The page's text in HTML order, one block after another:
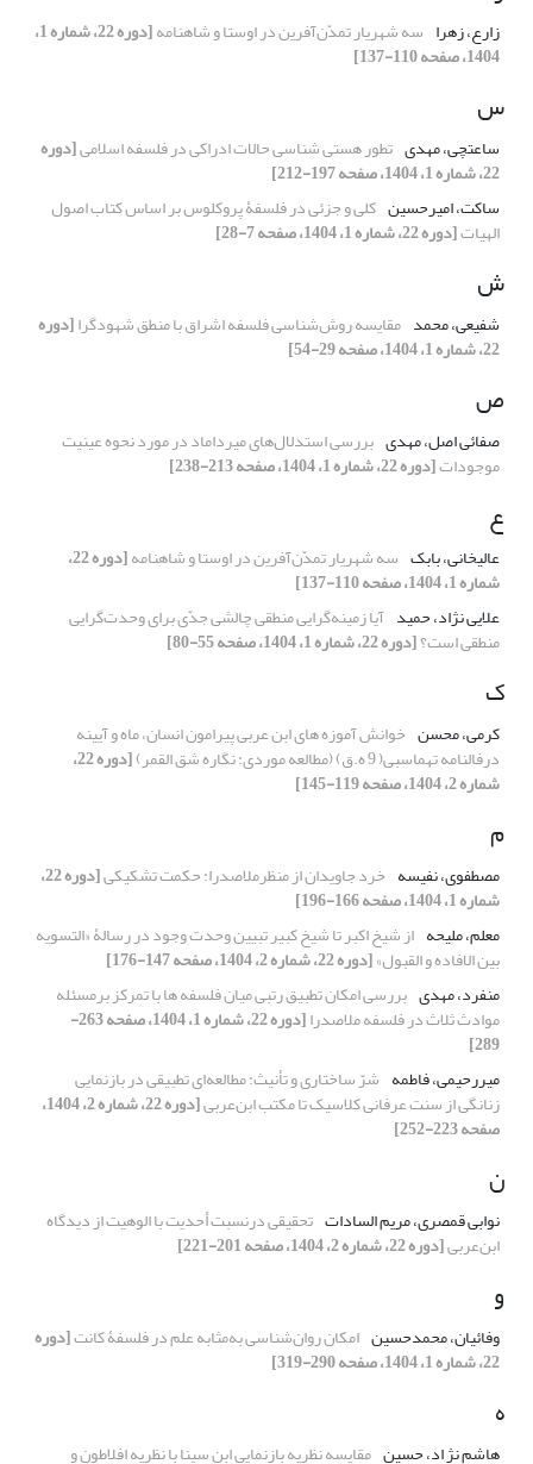
زارع، زهرا سه شهریار تمدّن‌آفرین در اوستا و شاهنامه [دوره 22، شماره 1،
1404، صفحه 110-137]
س
ساعتچی، مهدی تطور هستی شناسی حالات ادراکی در فلسفه اسلامی[دوره
22، شماره 1، 1404، صفحه 197-212]
ساکت، امیرحسین کلی و جزئی در فلسفۀ پروکلوس بر اساس کتاب اصول
الهیات[دوره 22، شماره 1، 1404، صفحه 7-28]
ش
شفیعی، محمد مقایسه روش‌شناسی فلسفه اشراق با منطق شهودگرا[دوره
22، شماره 1، 1404، صفحه 29-54]
ص
صفائی اصل، مهدی بررسی استدلال‌های میرداماد در مورد نحوه عینیت
موجودات[دوره 22، شماره 1، 1404، صفحه 213-238]
ع
عالیخانی، بابک سه شهریار تمدّن‌آفرین در اوستا و شاهنامه [دوره 22،
شماره 1، 1404، صفحه 110-137]
علایی نژاد، حمید آیا زمینه‌گرایی منطقی چالشی جدّی برای وحدت‌گرایی
منطقی است؟[دوره 22، شماره 1، 1404، صفحه 55-80]
ک
کرمی، محسن خوانش آموزه های ابن عربی پیرامون انسان، ماه و آیینه
درفالنامه تهماسبی( 9 ه.ق) (مطالعه موردی: نگاره شق القمر) [دوره 22،
شماره 2، 1404، صفحه 119-145]
م
مصطفوی، نفیسه خرد جاویدان از منظرملاصدرا: حکمت تشکیکی [دوره 22،
شماره 1، 1404، صفحه 166-196]
معلم، ملیحه از شیخ اکبر تا شیخ کبیر تبیین وحدت وجود در رسالۀ «التسویه
بین الافاده و القبول»[دوره 22، شماره 2، 1404، صفحه 147-176]
منفرد، مهدی بررسی امکان تطبیق رتبی میان فلسفه ها با تمرکز برمسئله
موادث ثلاث در فلسفه ملاصدرا [دوره 22، شماره 1، 1404، صفحه 263-
289]
میررحیمی، فاطمه شرّ ساختاری و تأنیث: مطالعه‌ای تطبیقی در بازنمایی
زنانگی از سنت عرفانی کلاسیک تا مکتب ابن‌عربی [دوره 22، شماره 2، 1404،
صفحه 223-252]
ن
نوابی قمصری، مریم السادات تحقیقی درنسبت أحدیت با الوهیت از دیدگاه
ابن‌عربی[دوره 22، شماره 2، 1404، صفحه 201-221]
و
وفائیان، محمدحسین امکان روان‌شناسی به‌مثابه علم در فلسفۀ کانت[دوره
22، شماره 1، 1404، صفحه 290-319]
ه
هاشم نژ اد، حسین مقایسه نظریه بازنمایی ابن سینا با نظریه افلاطون و